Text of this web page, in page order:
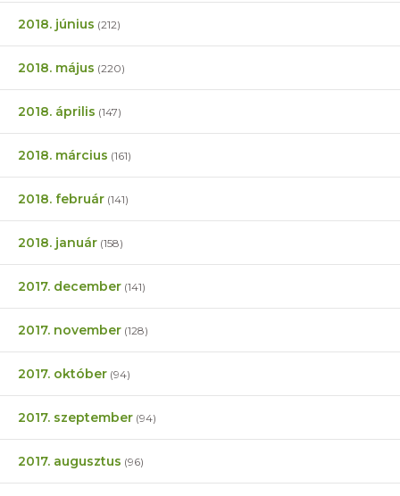
2018. június (212)
2018. május (220)
2018. április (147)
2018. március (161)
2018. február (141)
2018. január (158)
2017. december (141)
2017. november (128)
2017. október (94)
2017. szeptember (94)
2017. augusztus (96)